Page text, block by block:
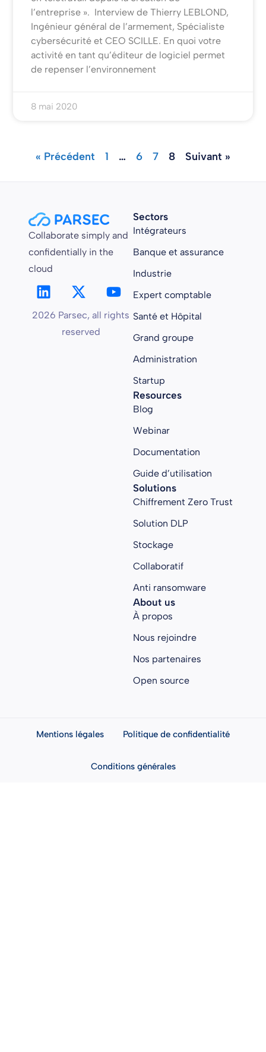
l’entreprise ». Interview de Thierry LEBLOND,
Ingénieur général de l’armement, Spécialiste
cybersécurité et CEO SCILLE. En quoi votre
activité en tant qu’éditeur de logiciel permet
de repenser l’environnement
8 mai 2020
« Précédent 1 … 6 7 8 Suivant »
Collaborate simply and
confidentially in the
cloud
2026 Parsec, all rights
reserved
Sectors
Intégrateurs
Banque et assurance
Industrie
Expert comptable
Santé et Hôpital
Grand groupe
Administration
Startup
Resources
Blog
Webinar
Documentation
Guide d’utilisation
Solutions
Chiffrement Zero Trust
Solution DLP
Stockage
Collaboratif
Anti ransomware
About us
À propos
Nous rejoindre
Nos partenaires
Open source
Mentions légales Politique de confidentialité
Conditions générales